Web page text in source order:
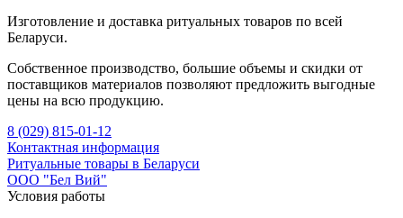
Изготовление и доставка ритуальных товаров по всей
Беларуси.
Собственное производство, большие объемы и скидки от
поставщиков материалов позволяют предложить выгодные
цены на всю продукцию.
8 (029) 815-01-12
Контактная информация
Ритуальные товары в Беларуси
ООО "Бел Вий"
Условия работы